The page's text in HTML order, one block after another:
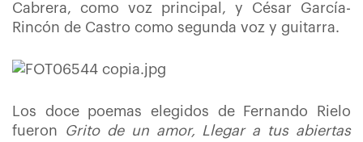
Cabrera, como voz principal, y César García-
Rincón de Castro como segunda voz y guitarra.
Los doce poemas elegidos de Fernando Rielo
fueron
Grito de un amor, Llegar a tus abiertas